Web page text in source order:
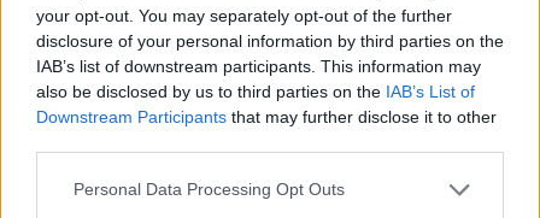
your opt-out. You may separately opt-out of the further
disclosure of your personal information by third parties on the
IAB’s list of downstream participants. This information may
also be disclosed by us to third parties on the IAB’s List of
Downstream Participants that may further disclose it to other
Personal Data Processing Opt Outs
Ígor Lopes
mudanças genéticas, diz
neurocientista
Publicado 2 dias atrás on
08/08/2026
Por Ígor Lopes